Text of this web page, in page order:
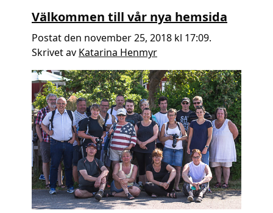
Välkommen till vår nya hemsida
Postat den november 25, 2018 kl 17:09.
Skrivet av Katarina Henmyr